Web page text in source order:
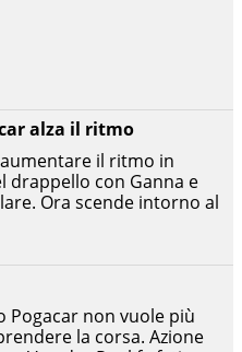
Pogacar non vuole più
la corsa. Azione
alza il ritmo
il ritmo in
drappello con Ganna e
Ora scende intorno al